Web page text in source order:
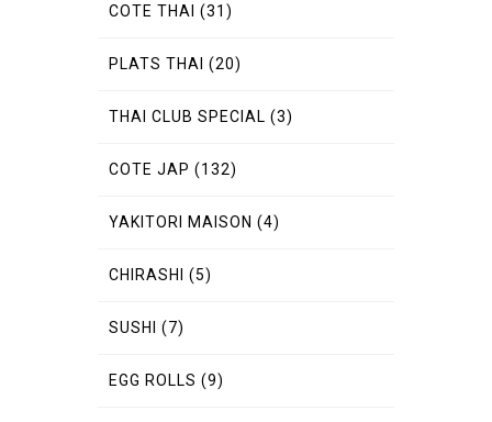
COTE THAI (31)
PLATS THAI (20)
THAI CLUB SPECIAL (3)
COTE JAP (132)
YAKITORI MAISON (4)
CHIRASHI (5)
SUSHI (7)
EGG ROLLS (9)